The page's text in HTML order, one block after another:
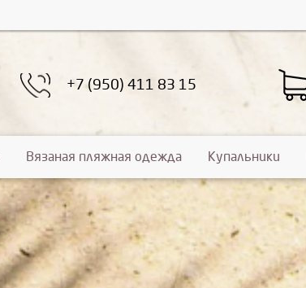
+7 (950) 411 83 15
Вязаная пляжная одежда Купальники